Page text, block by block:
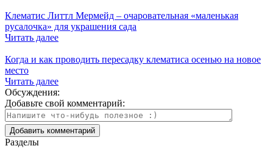
Клематис Литтл Мермейд – очаровательная «маленькая
русалочка» для украшения сада
Читать далее
Когда и как проводить пересадку клематиса осенью на новое
место
Читать далее
Обсуждения:
Добавьте свой комментарий:
Разделы